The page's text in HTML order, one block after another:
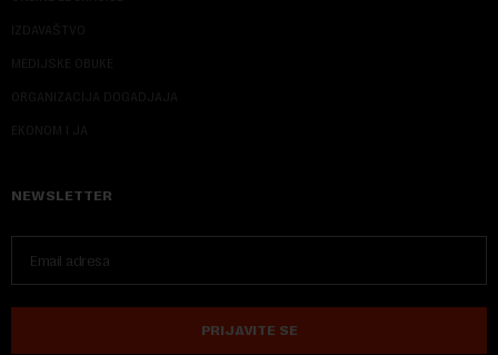
IZDAVAŠTVO
MEDIJSKE OBUKE
ORGANIZACIJA DOGADJAJA
EKONOM I JA
NEWSLETTER
PRIJAVITE SE